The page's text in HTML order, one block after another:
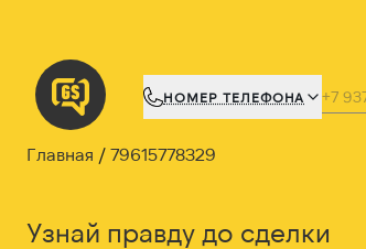
НОМЕР ТЕЛЕФОНА
Главная 79615778329
Узнай правду до сделки